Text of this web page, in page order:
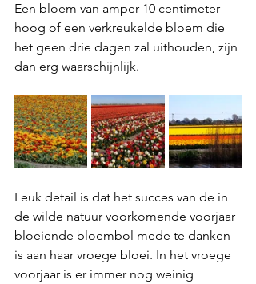
Een bloem van amper 10 centimeter
hoog of een verkreukelde bloem die
het geen drie dagen zal uithouden, zijn
dan erg waarschijnlijk.
Leuk detail is dat het succes van de in
de wilde natuur voorkomende voorjaar
bloeiende bloembol mede te danken
is aan haar vroege bloei. In het vroege
voorjaar is er immer nog weinig